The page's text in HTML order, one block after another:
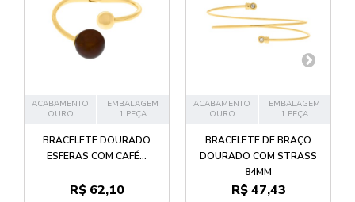
ACABAMENTO
OURO
EMBALAGEM
1 PEÇA
BRACELETE DOURADO
ESFERAS COM CAFÉ...
R$ 62,10
ACABAMENTO
OURO
EMBALAGEM
1 PEÇA
BRACELETE DE BRAÇO
DOURADO COM STRASS
84MM
R$ 47,43